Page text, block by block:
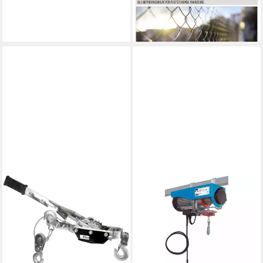
2,8 m 2000 kg
ab 24,99 €
lieferbar - in 2-3 Werktagen bei dir